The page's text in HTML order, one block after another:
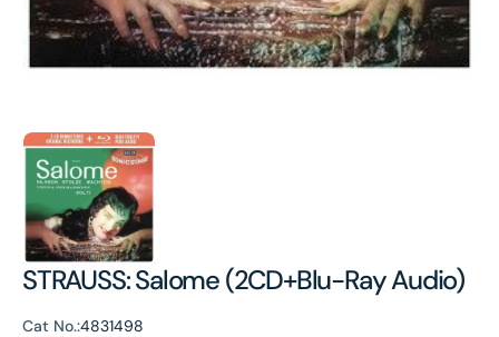
STRAUSS: Salome (2CD+Blu-Ray Audio)
Cat No.:4831498